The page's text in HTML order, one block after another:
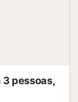
pessoas,